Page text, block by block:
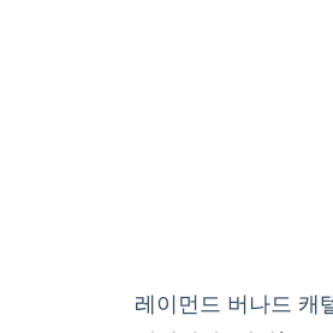
레이먼드 버나드 캐